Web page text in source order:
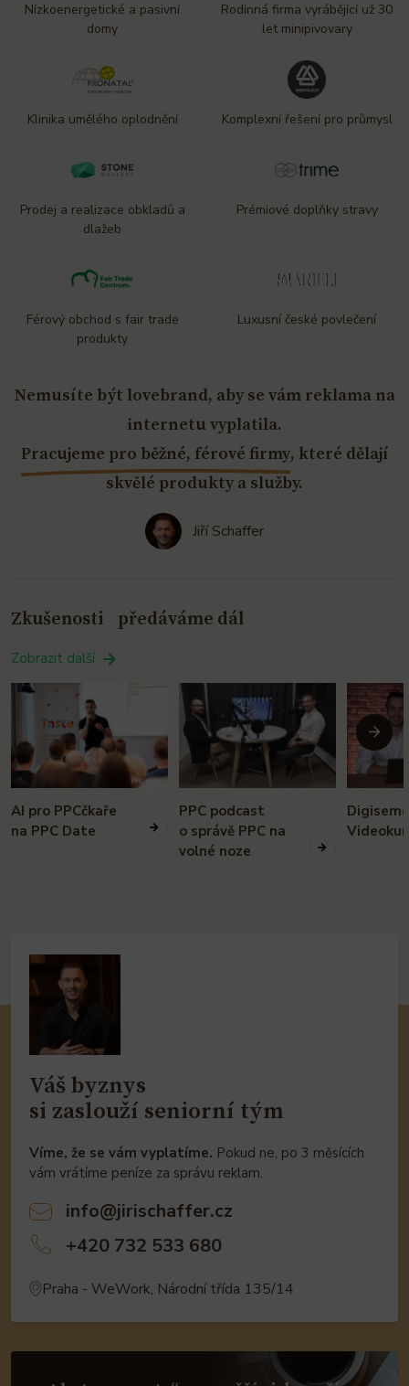
Nízkoenergetické a pasivní
domy
Rodinná firma vyrábějící už 30
let minipivovary
Klinika umělého oplodnění Komplexní řešení pro průmysl
Prodej a realizace obkladů a
dlažeb
Prémiové doplňky stravy
Férový obchod s fair trade
produkty
Luxusní české povlečení
Nemusíte být lovebrand, aby se vám reklama na
internetu vyplatila.
Pracujeme pro běžné, férové firmy, které dělají
skvělé produkty a služby.
Jiří Schaffer
Zkušenosti předáváme dál
Zobrazit další
AI pro PPCčkaře
na PPC Date
PPC podcast
o správě PPC na
volné noze
Váš byznys
si zaslouží seniorní tým
Víme, že se vám vyplatíme. Pokud ne, po 3 měsících
vám vrátíme peníze za správu reklam.
info@jirischaffer.cz
+420 732 533 680
Praha - WeWork, Národní třída 135/14